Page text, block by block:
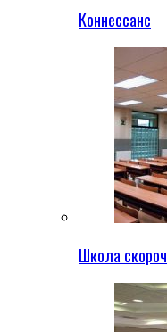
Коннессанс
Школа